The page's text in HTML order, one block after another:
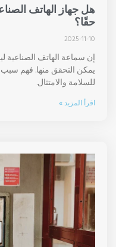
هل جهاز الهاتف
حقًا؟
2025-11-10
إن سماعة الهاتف الصناعية
يمكن التحقق منها. فهم سبب
للسلامة والامتثال.
اقرأ المزيد »